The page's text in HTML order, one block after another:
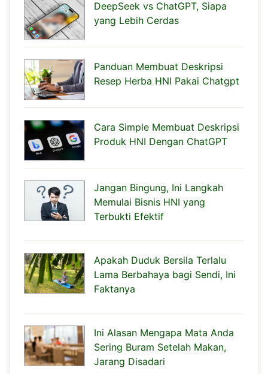
DeepSeek vs ChatGPT, Siapa
yang Lebih Cerdas
Panduan Membuat Deskripsi
Resep Herba HNI Pakai Chatgpt
Cara Simple Membuat Deskripsi
Produk HNI Dengan ChatGPT
Jangan Bingung, Ini Langkah
Memulai Bisnis HNI yang
Terbukti Efektif
Apakah Duduk Bersila Terlalu
Lama Berbahaya bagi Sendi, Ini
Faktanya
Ini Alasan Mengapa Mata Anda
Sering Buram Setelah Makan,
Jarang Disadari